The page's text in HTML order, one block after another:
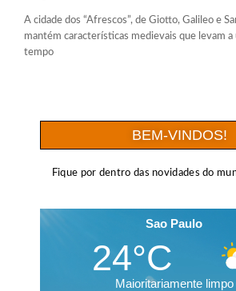
A cidade dos “Afrescos”, de Giotto, Galileo e
mantém características medievais que levam a
tempo
BEM-VINDOS!
Fique por dentro das novidades do
Sao Paulo
24°C
Maioritariamente limpo